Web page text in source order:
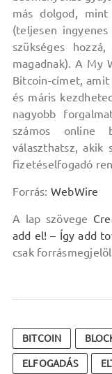
más dolgod,
(teljesen
szükséges
magadnak). A My
Bitcoin-címet,
és máris
nagyobb
számos online
választhatsz, akik
fizetéselfogadó
Forrás: WebWire
A lap szövege
add el! – Így add
csak
BITCOIN
ELFOGADÁS